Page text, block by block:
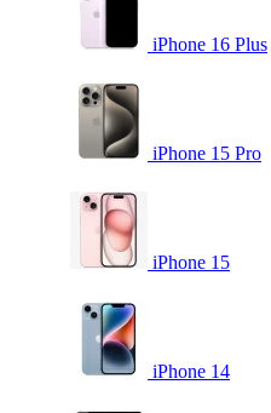
iPhone 16 Plus
iPhone 15 Pro
iPhone 15
iPhone 14